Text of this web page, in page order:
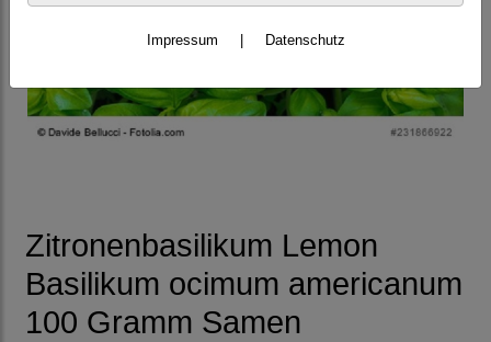
Zitronenbasilikum Lemon
Basilikum ocimum americanum
100 Gramm Samen
Impressum Datenschutz